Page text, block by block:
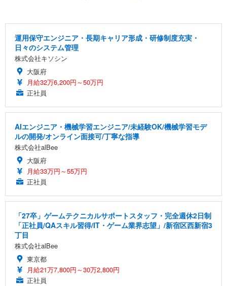
運用保守エンジニア・長期キャリア形成・研修制度充実・
日々のシステム管理
株式会社キソシン
大阪府
月給32万6,200円～50万円
正社員
AIエンジニア・機械学習エンジニア/未経験OK/機械学習モデ
ルの開発/オンライン面接可/丁寧な指導
株式会社alBee
大阪府
月給33万円～55万円
正社員
「27卒」ゲームテクニカルサポートスタッフ・完全週休2日制
「正社員/QAスキル習得/IT・ゲーム業界志望」/新宿区西新宿3
丁目
株式会社alBee
東京都
月給21万7,800円～30万2,800円
正社員